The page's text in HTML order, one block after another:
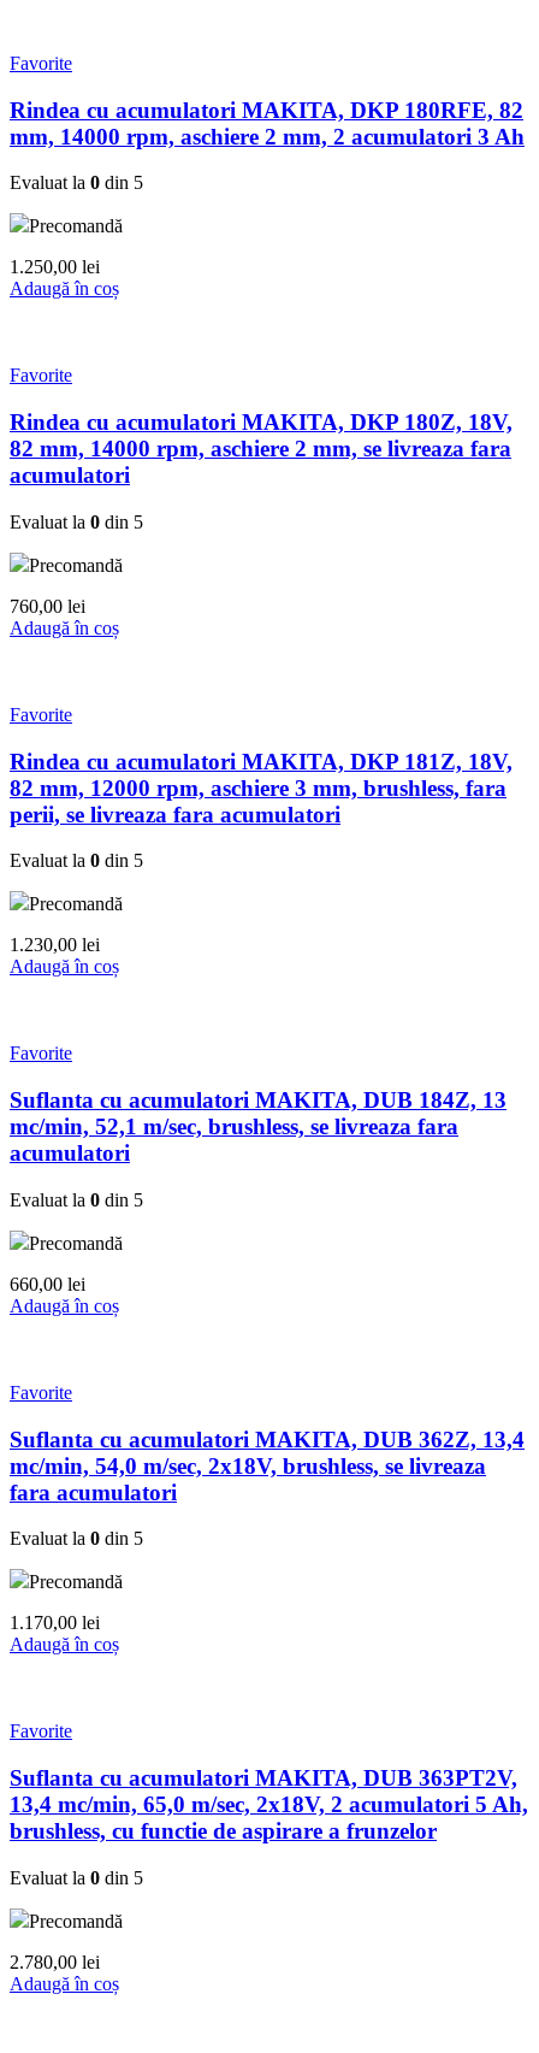
Favorite
Rindea cu acumulatori MAKITA, DKP 180RFE, 82
mm, 14000 rpm, aschiere 2 mm, 2 acumulatori 3 Ah
Evaluat la 0 din 5
Precomandă
1.250,00 lei
Adaugă în coș
Favorite
Rindea cu acumulatori MAKITA, DKP 180Z, 18V,
82 mm, 14000 rpm, aschiere 2 mm, se livreaza fara
acumulatori
Evaluat la 0 din 5
Precomandă
760,00 lei
Adaugă în coș
Favorite
Rindea cu acumulatori MAKITA, DKP 181Z, 18V,
82 mm, 12000 rpm, aschiere 3 mm, brushless, fara
perii, se livreaza fara acumulatori
Evaluat la 0 din 5
Precomandă
1.230,00 lei
Adaugă în coș
Favorite
Suflanta cu acumulatori MAKITA, DUB 184Z, 13
mc/min, 52,1 m/sec, brushless, se livreaza fara
acumulatori
Evaluat la 0 din 5
Precomandă
660,00 lei
Adaugă în coș
Favorite
Suflanta cu acumulatori MAKITA, DUB 362Z, 13,4
mc/min, 54,0 m/sec, 2x18V, brushless, se livreaza
fara acumulatori
Evaluat la 0 din 5
Precomandă
1.170,00 lei
Adaugă în coș
Favorite
Suflanta cu acumulatori MAKITA, DUB 363PT2V,
13,4 mc/min, 65,0 m/sec, 2x18V, 2 acumulatori 5 Ah,
brushless, cu functie de aspirare a frunzelor
Evaluat la 0 din 5
Precomandă
2.780,00 lei
Adaugă în coș